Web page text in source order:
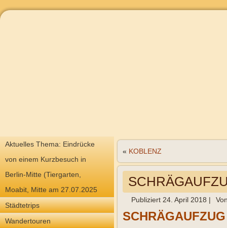
Aktuelles Thema: Eindrücke
von einem Kurzbesuch in
Berlin-Mitte (Tiergarten,
Moabit, Mitte am 27.07.2025
Städtetrips
Wandertouren
« KOBLENZ
Publiziert 24. April 2018 |